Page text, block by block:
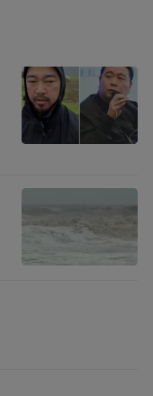
得今年11月5日
领导一个政府
富马斯克提出
组的任务是“对
和绩效审计，